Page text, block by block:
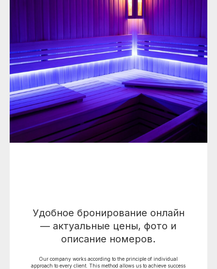
Удобное бронирование онлайн
— актуальные цены, фото и
описание номеров.
Our company works according to the principle of individual
approach to every client. This method allows us to achieve success
в Видном для отдыхающих. Будь то спортивные
сборы, деловая поездка или просто отдых на
выходных, здесь найдётся формат проживания
Гости отмечают удачное сочетание спортивной
инфраструктуры и домашнего уюта. Если вам
нужен спортивный отель в Москве, но вы хотите
совместить активность с комфортным отдыхом,
отель “Манго” станет правильным выбором.
ПОДРОБНЕЕ О ЦЕНТРЕ
Построить маршрут Обратная связь